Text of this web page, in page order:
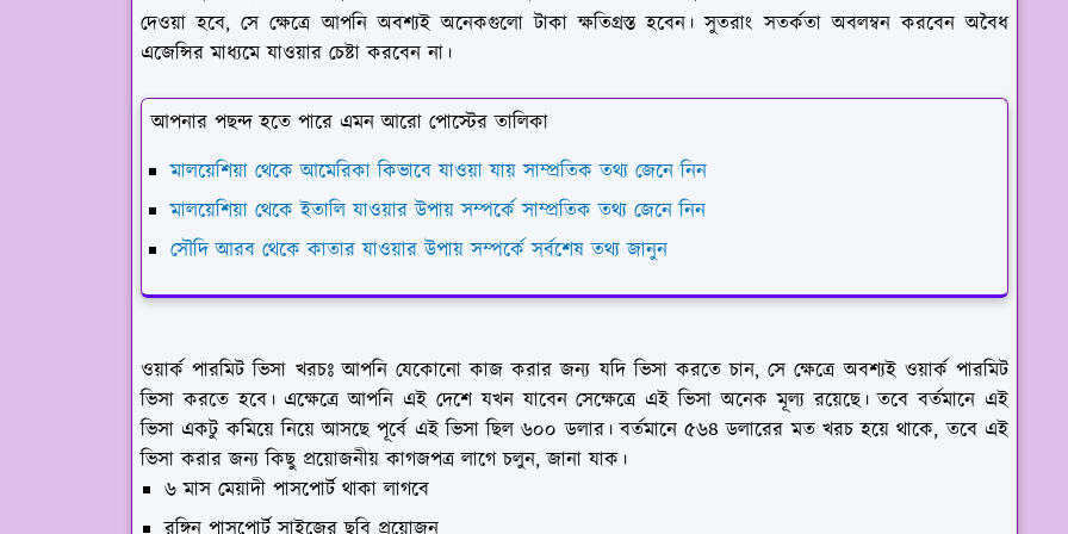
দেওয়া হবে, সে ক্ষেত্রে আপনি অবশ্যই অনেকগুলো টাকা ক্ষতিগ্রস্ত হবেন। সুতরাং সতর্কতা অবলম্বন করবেন অবৈধ
এজেন্সির মাধ্যমে যাওয়ার চেষ্টা করবেন না।
আপনার পছন্দ হতে পারে এমন আরো পোস্টের তালিকা
মালয়েশিয়া থেকে আমেরিকা কিভাবে যাওয়া যায় সাম্প্রতিক তথ্য জেনে নিন
মালয়েশিয়া থেকে ইতালি যাওয়ার উপায় সম্পর্কে সাম্প্রতিক তথ্য জেনে নিন
সৌদি আরব থেকে কাতার যাওয়ার উপায় সম্পর্কে সর্বশেষ তথ্য জানুন
ওয়ার্ক পারমিট ভিসা খরচঃআপনি যেকোনো কাজ করার জন্য যদি ভিসা করতে চান, সে ক্ষেত্রে অবশ্যই ওয়ার্ক পারমিট
ভিসা করতে হবে। এক্ষেত্রে আপনি এই দেশে যখন যাবেন সেক্ষেত্রে এই ভিসা অনেক মূল্য রয়েছে। তবে বর্তমানে এই
ভিসা একটু কমিয়ে নিয়ে আসছে পূর্বে এই ভিসা ছিল ৬০০ ডলার। বর্তমানে ৫৬৪ ডলারের মত খরচ হয়ে থাকে, তবে এই
ভিসা করার জন্য কিছু প্রয়োজনীয় কাগজপত্র লাগে চলুন, জানা যাক।
৬ মাস মেয়াদী পাসপোর্ট থাকা লাগবে